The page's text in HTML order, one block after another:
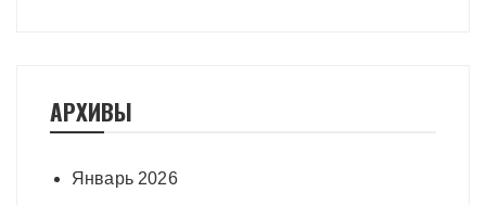
АРХИВЫ
Январь 2026